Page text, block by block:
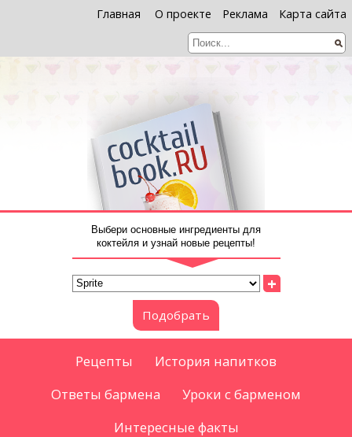
Главная О проекте Реклама Карта сайта
Выбери основные ингредиенты для
коктейля и узнай новые рецепты!
+
Подобрать
Рецепты
История напитков
Ответы бармена
Уроки с барменом
Интересные факты